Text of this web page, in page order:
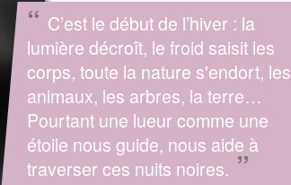
“ C’est le début de l’hiver : la
lumière décroît, le froid saisit les
corps, toute la nature s'endort, les
animaux, les arbres, la terre…
Pourtant une lueur comme une
étoile nous guide, nous aide à
traverser ces nuits noires. ”